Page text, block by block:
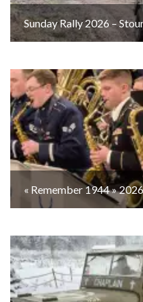
Sunday Rally 2026 –
« Remember 1944 »